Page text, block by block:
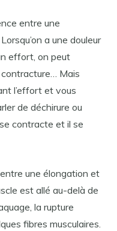
entre une
a une douleur
effort, on peut
Mais
l’effort et vous
de déchirure ou
contracte et il se
une élongation et
est allé au-delà de
la rupture
fibres musculaires.